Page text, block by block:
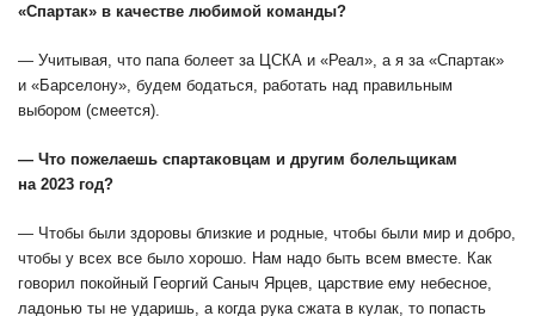
«Спартак» в качестве любимой команды?
— Учитывая, что папа болеет за ЦСКА и «Реал», а я за «Спартак»
и «Барселону», будем бодаться, работать над правильным
выбором (смеется).
— Что пожелаешь спартаковцам и другим болельщикам
на 2023 год?
— Чтобы были здоровы близкие и родные, чтобы были мир и добро,
чтобы у всех все было хорошо. Нам надо быть всем вместе. Как
говорил покойный Георгий Саныч Ярцев, царствие ему небесное,
ладонью ты не ударишь, а когда рука сжата в кулак, то попасть